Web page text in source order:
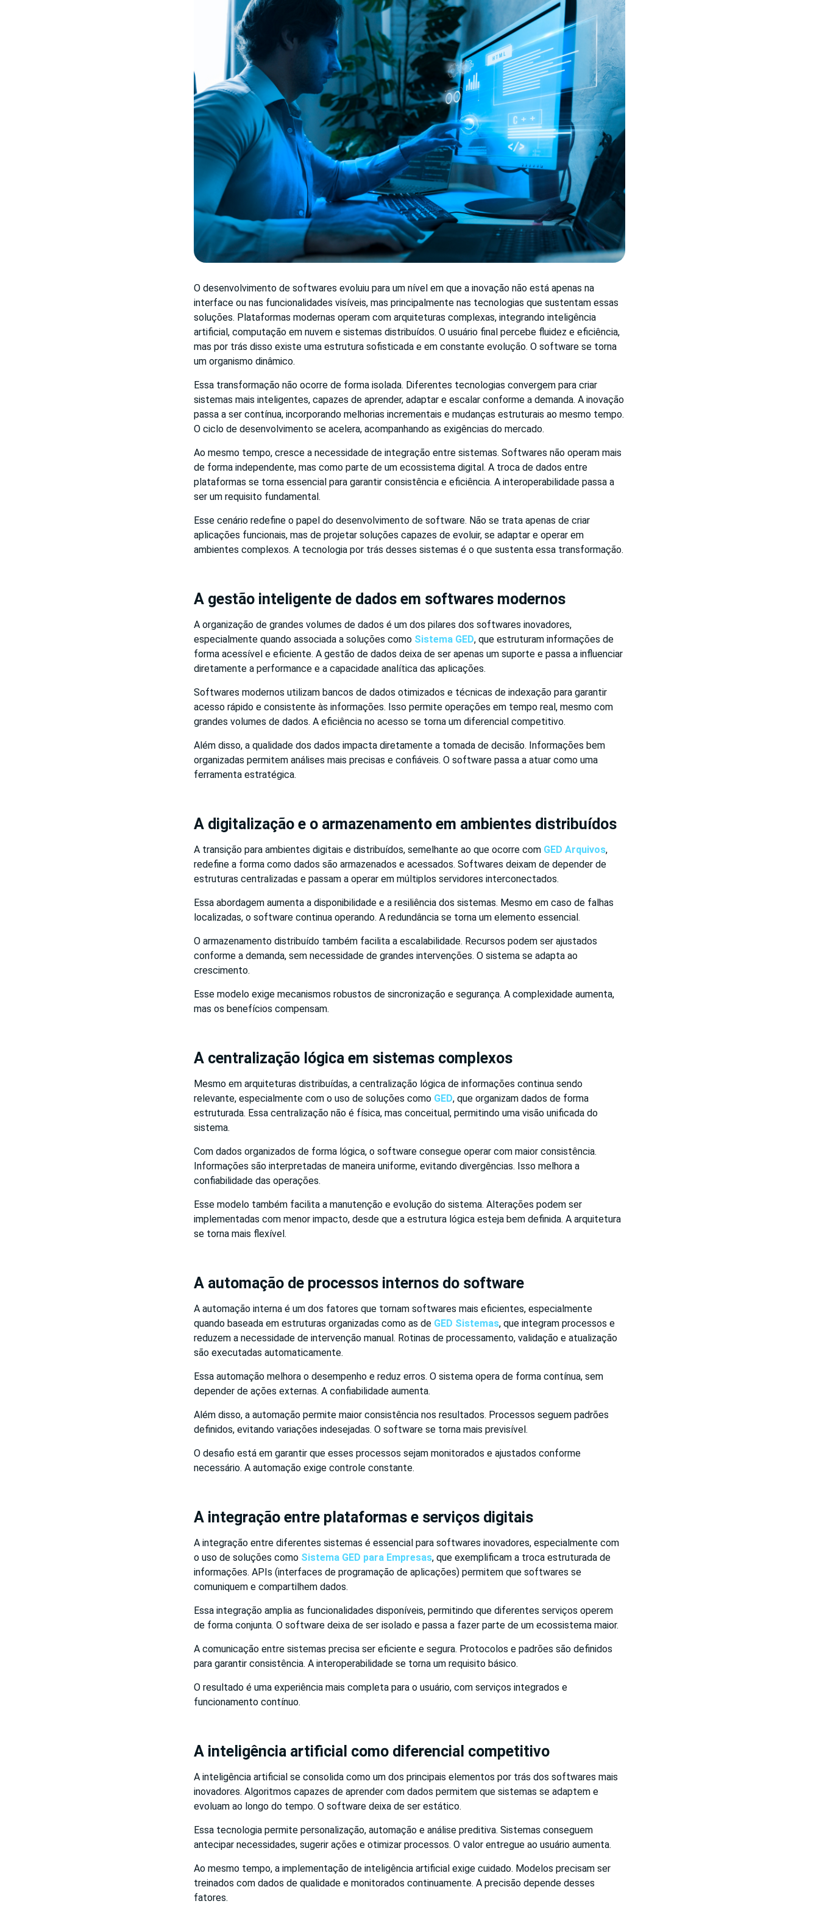
O desenvolvimento de softwares evoluiu para um nível em que a inovação não está apenas na
interface ou nas funcionalidades visíveis, mas principalmente nas tecnologias que sustentam essas
soluções. Plataformas modernas operam com arquiteturas complexas, integrando inteligência
artificial, computação em nuvem e sistemas distribuídos. O usuário final percebe fluidez e eficiência,
mas por trás disso existe uma estrutura sofisticada e em constante evolução. O software se torna
um organismo dinâmico.
Essa transformação não ocorre de forma isolada. Diferentes tecnologias convergem para criar
sistemas mais inteligentes, capazes de aprender, adaptar e escalar conforme a demanda. A inovação
passa a ser contínua, incorporando melhorias incrementais e mudanças estruturais ao mesmo tempo.
O ciclo de desenvolvimento se acelera, acompanhando as exigências do mercado.
Ao mesmo tempo, cresce a necessidade de integração entre sistemas. Softwares não operam mais
de forma independente, mas como parte de um ecossistema digital. A troca de dados entre
plataformas se torna essencial para garantir consistência e eficiência. A interoperabilidade passa a
ser um requisito fundamental.
Esse cenário redefine o papel do desenvolvimento de software. Não se trata apenas de criar
aplicações funcionais, mas de projetar soluções capazes de evoluir, se adaptar e operar em
ambientes complexos. A tecnologia por trás desses sistemas é o que sustenta essa transformação.
A gestão inteligente de dados em softwares modernos
A organização de grandes volumes de dados é um dos pilares dos softwares inovadores,
especialmente quando associada a soluções como Sistema GED, que estruturam informações de
forma acessível e eficiente. A gestão de dados deixa de ser apenas um suporte e passa a influenciar
diretamente a performance e a capacidade analítica das aplicações.
Softwares modernos utilizam bancos de dados otimizados e técnicas de indexação para garantir
acesso rápido e consistente às informações. Isso permite operações em tempo real, mesmo com
grandes volumes de dados. A eficiência no acesso se torna um diferencial competitivo.
Além disso, a qualidade dos dados impacta diretamente a tomada de decisão. Informações bem
organizadas permitem análises mais precisas e confiáveis. O software passa a atuar como uma
ferramenta estratégica.
A digitalização e o armazenamento em ambientes distribuídos
A transição para ambientes digitais e distribuídos, semelhante ao que ocorre com GED Arquivos,
redefine a forma como dados são armazenados e acessados. Softwares deixam de depender de
estruturas centralizadas e passam a operar em múltiplos servidores interconectados.
Essa abordagem aumenta a disponibilidade e a resiliência dos sistemas. Mesmo em caso de falhas
localizadas, o software continua operando. A redundância se torna um elemento essencial.
O armazenamento distribuído também facilita a escalabilidade. Recursos podem ser ajustados
conforme a demanda, sem necessidade de grandes intervenções. O sistema se adapta ao
crescimento.
Esse modelo exige mecanismos robustos de sincronização e segurança. A complexidade aumenta,
mas os benefícios compensam.
A centralização lógica em sistemas complexos
Mesmo em arquiteturas distribuídas, a centralização lógica de informações continua sendo
relevante, especialmente com o uso de soluções como GED, que organizam dados de forma
estruturada. Essa centralização não é física, mas conceitual, permitindo uma visão unificada do
sistema.
Com dados organizados de forma lógica, o software consegue operar com maior consistência.
Informações são interpretadas de maneira uniforme, evitando divergências. Isso melhora a
confiabilidade das operações.
Esse modelo também facilita a manutenção e evolução do sistema. Alterações podem ser
implementadas com menor impacto, desde que a estrutura lógica esteja bem definida. A arquitetura
se torna mais flexível.
A automação de processos internos do software
A automação interna é um dos fatores que tornam softwares mais eficientes, especialmente
quando baseada em estruturas organizadas como as de GED Sistemas, que integram processos e
reduzem a necessidade de intervenção manual. Rotinas de processamento, validação e atualização
são executadas automaticamente.
Essa automação melhora o desempenho e reduz erros. O sistema opera de forma contínua, sem
depender de ações externas. A confiabilidade aumenta.
Além disso, a automação permite maior consistência nos resultados. Processos seguem padrões
definidos, evitando variações indesejadas. O software se torna mais previsível.
O desafio está em garantir que esses processos sejam monitorados e ajustados conforme
necessário. A automação exige controle constante.
A integração entre plataformas e serviços digitais
A integração entre diferentes sistemas é essencial para softwares inovadores, especialmente com
o uso de soluções como Sistema GED para Empresas, que exemplificam a troca estruturada de
informações. APIs (interfaces de programação de aplicações) permitem que softwares se
comuniquem e compartilhem dados.
Essa integração amplia as funcionalidades disponíveis, permitindo que diferentes serviços operem
de forma conjunta. O software deixa de ser isolado e passa a fazer parte de um ecossistema maior.
A comunicação entre sistemas precisa ser eficiente e segura. Protocolos e padrões são definidos
para garantir consistência. A interoperabilidade se torna um requisito básico.
O resultado é uma experiência mais completa para o usuário, com serviços integrados e
funcionamento contínuo.
A inteligência artificial como diferencial competitivo
A inteligência artificial se consolida como um dos principais elementos por trás dos softwares mais
inovadores. Algoritmos capazes de aprender com dados permitem que sistemas se adaptem e
evoluam ao longo do tempo. O software deixa de ser estático.
Essa tecnologia permite personalização, automação e análise preditiva. Sistemas conseguem
antecipar necessidades, sugerir ações e otimizar processos. O valor entregue ao usuário aumenta.
Ao mesmo tempo, a implementação de inteligência artificial exige cuidado. Modelos precisam ser
treinados com dados de qualidade e monitorados continuamente. A precisão depende desses
fatores.